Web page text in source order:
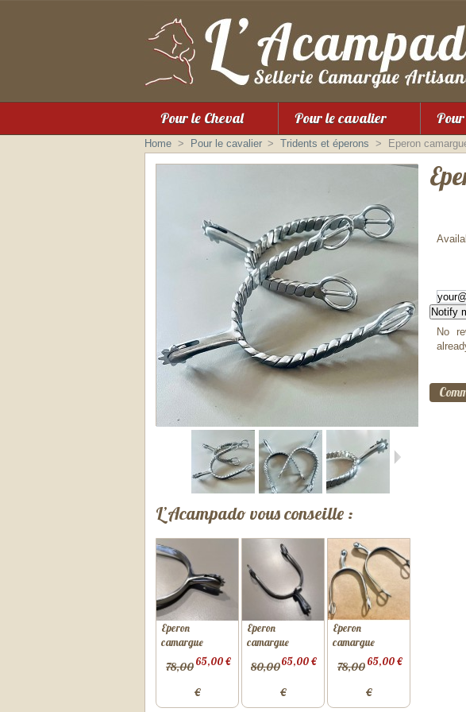
Pour le Cheval Pour le cavalier
Home > Pour le cavalier > Tridents et éperons > Eperon
L’Acampado vous conseille :
Eperon
camargue
65,00 €
78,00
€
Eperon
camargue
65,00 €
80,00
€
Eperon
camargue
65,00 €
78,00
€
Notify
No